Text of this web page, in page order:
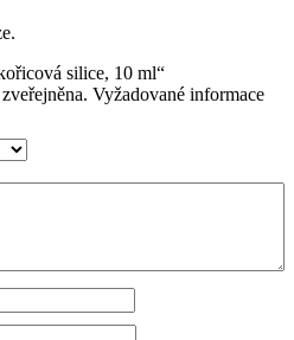
silice, 10 ml“
Vyžadované informace